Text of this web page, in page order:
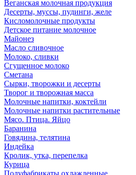
Веганская молочная продукция
Десерты, муссы, пудинги, желе
Кисломолочные продукты
Детское питание молочное
Майонез
Масло сливочное
Молоко, сливки
Сгущенное молоко
Сметана
Сырки, творожки и десерты
Творог и творожная масса
Молочные напитки, коктейли
Молочные напитки растительные
Мясо. Птица. Яйцо
Баранина
Говядина, телятина
Индейка
Кролик, утка, перепелка
Курица
Полуфабрикаты охлажденные